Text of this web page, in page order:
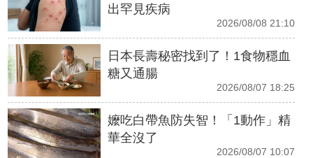
出罕見疾病
2026/08/08 21:10
日本長壽秘密找到了！1食物穩血
糖又通腸
2026/08/07 18:25
嬤吃白帶魚防失智！「1動作」精
華全沒了
2026/08/07 10:07